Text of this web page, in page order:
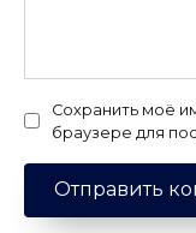
Сохранить моё
браузере для